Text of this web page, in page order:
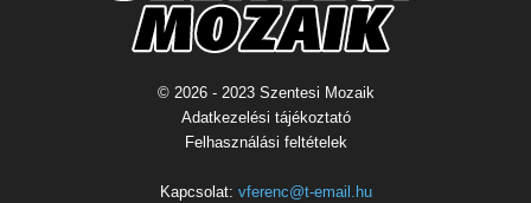
© 2026 - 2023 Szentesi Mozaik
Adatkezelési tájékoztató
Felhasználási feltételek
Kapcsolat: vferenc@t-email.hu